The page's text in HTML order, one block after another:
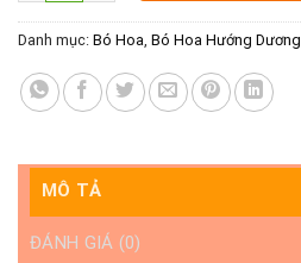
Danh mục: Bó Hoa Bó Hoa Hướng Dương
MÔ TẢ
ĐÁNH GIÁ (0)